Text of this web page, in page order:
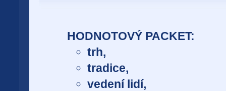
HODNOTOVÝ PACKET:
trh,
tradice,
vedení lidí,